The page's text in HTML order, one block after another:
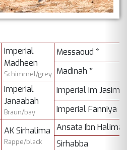
Imperial
Madheen
Schimmel/grey
Messaoud *
Madinah *
Imperial
Janaabah
Braun/bay
Imperial Im Jasim
Imperial Fanniya
AK Sirhalima
Rappe/black
Ansata Ibn Halima
Sirhabba